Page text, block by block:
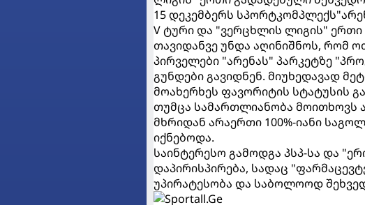
15 დეკემბერს
V ტური და "ვერცხლის ლიგის"
თავიდანვე უნდა აღინიშნოს, რომ
პირველები "არენას" პარკეტზე
გუნდები გავიდნენ. მიუხედავად
მოახერხეს ფავორიტის სტატუსის
თუმცა სამართლიანობა მოითხოვს
მხრიდან არაერთი 100%-იანი
იქნებოდა.
საინტერესო გამოდგა პსპ-სა და
დაპირისპირება, სადაც
უპირატესობა და საბოლოოდ